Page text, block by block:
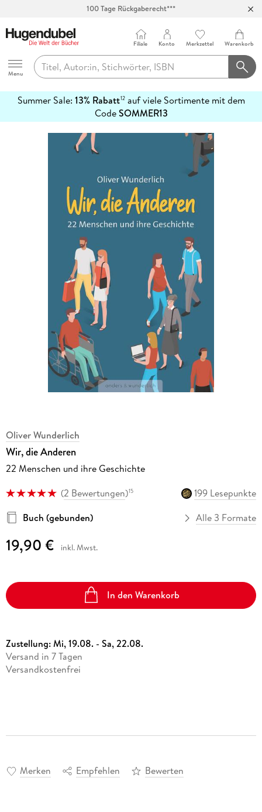
100 Tage Rückgaberecht***
Hugendubel
Menu
Filiale Konto Merkzettel Warenkorb
Summer Sale: 13% Rabatt12auf viele Sortimente mit dem
CodeSOMMER13
erfahren
Oliver Wunderlich
Wir, die Anderen
22 Menschen und ihre Geschichte
(2 Bewertungen)15
199 Lesepunkte
Buch (gebunden)
Alle 3 Formate
19,90 € inkl. Mwst.
In den Warenkorb
Zustellung:Mi, 19.08. - Sa, 22.08.
Versand in 7 Tagen
Versandkostenfrei
Merken Empfehlen Bewerten